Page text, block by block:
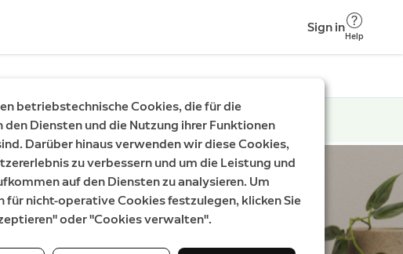
Sign in
Help
betriebstechnische Cookies, die für die
den Diensten und die Nutzung ihrer Funktionen
Darüber hinaus verwenden wir diese Cookies,
zu verbessern und um die Leistung und
auf den Diensten zu analysieren. Um
für nicht-operative Cookies festzulegen, klicken Sie
oder "Cookies verwalten".